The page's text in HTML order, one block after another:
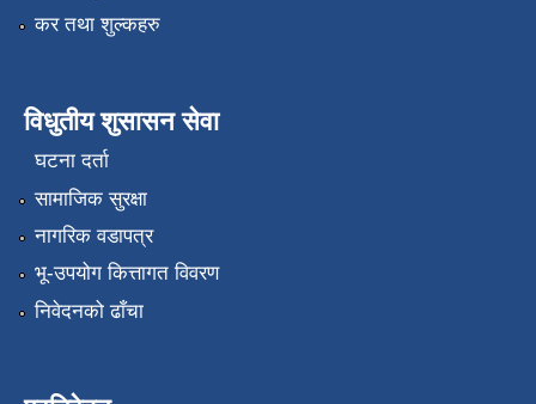
कर तथा शुल्कहरु
विधुतीय शुसासन सेवा
घटना दर्ता
सामाजिक सुरक्षा
नागरिक वडापत्र
भू-उपयोग कित्तागत विवरण
निवेदनको ढाँचा